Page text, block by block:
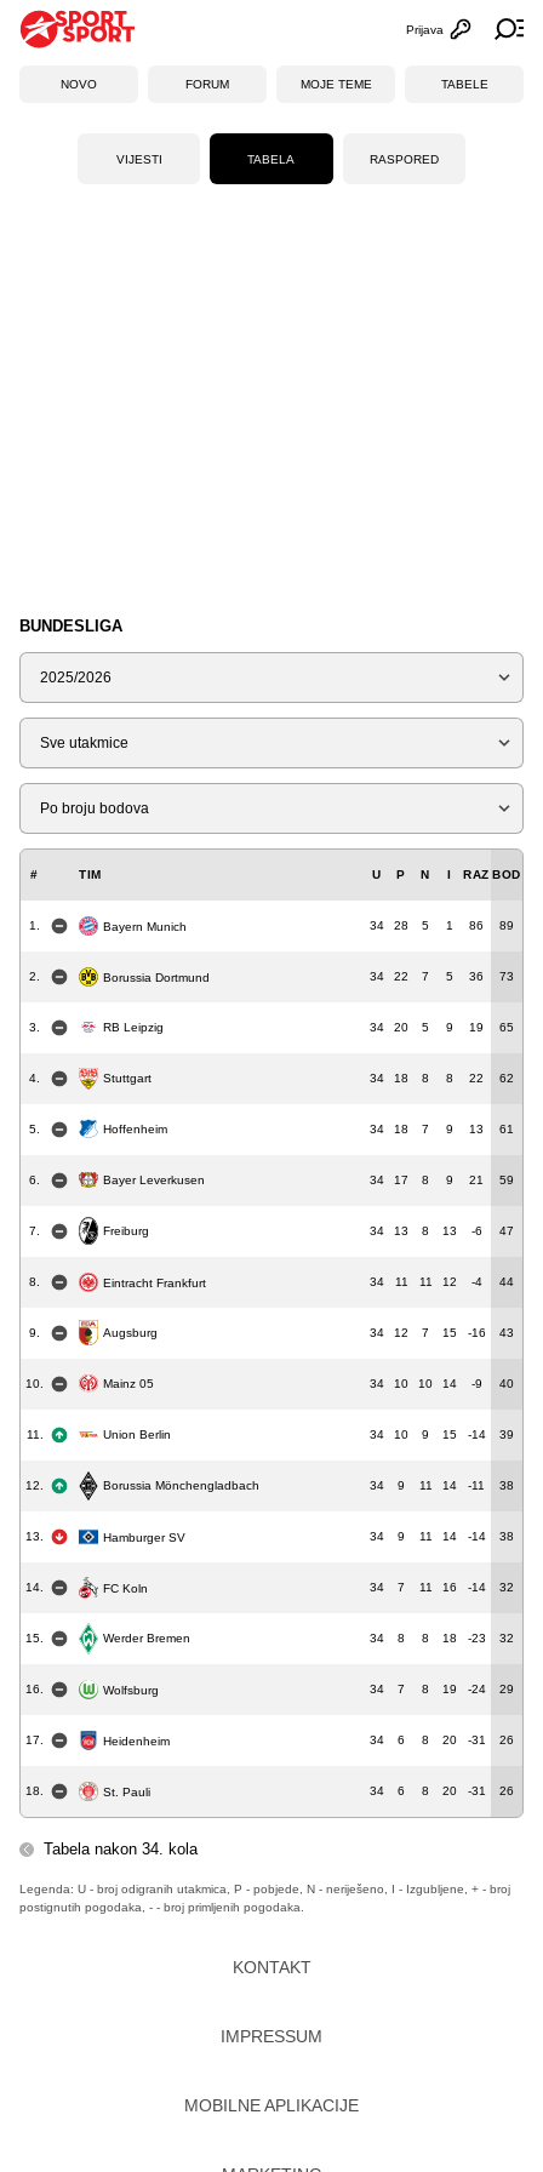
Otvori
Prijava
NOVO FORUM MOJE TEME TABELE
VIJESTI TABELA RASPORED
BUNDESLIGA
Sezona
Tip
Liga
# TIM U P N I RAZ BOD
1. Bayern Munich 34 28 5 1 86 89
2. Borussia Dortmund 34 22 7 5 36 73
3. RB Leipzig 34 20 5 9 19 65
4. Stuttgart 34 18 8 8 22 62
5. Hoffenheim 34 18 7 9 13 61
6. Bayer Leverkusen 34 17 8 9 21 59
7. Freiburg 34 13 8 13 -6 47
8. Eintracht Frankfurt 34 11 11 12 -4 44
9. Augsburg 34 12 7 15 -16 43
10. Mainz 05 34 10 10 14 -9 40
11. Union Berlin 34 10 9 15 -14 39
12. Borussia Mönchengladbach 34 9 11 14 -11 38
13. Hamburger SV 34 9 11 14 -14 38
14. FC Koln 34 7 11 16 -14 32
15. Werder Bremen 34 8 8 18 -23 32
16. Wolfsburg 34 7 8 19 -24 29
17. Heidenheim 34 6 8 20 -31 26
18. St. Pauli 34 6 8 20 -31 26
Tabela nakon 34. kola
Legenda: U - broj odigranih utakmica, P - pobjede, N - neriješeno, I - Izgubljene, + - broj
postignutih pogodaka, - - broj primljenih pogodaka.
KONTAKT
IMPRESSUM
MOBILNE APLIKACIJE